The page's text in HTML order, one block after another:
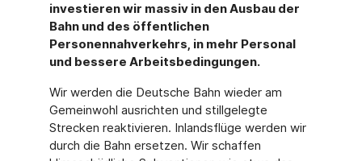
investieren wir massiv in den Ausbau der
Bahn und des öffentlichen
Personennahverkehrs, in mehr Personal
und bessere Arbeitsbedingungen.
Wir werden die Deutsche Bahn wieder am
Gemeinwohl ausrichten und stillgelegte
Strecken reaktivieren. Inlandsflüge werden wir
durch die Bahn ersetzen. Wir schaffen